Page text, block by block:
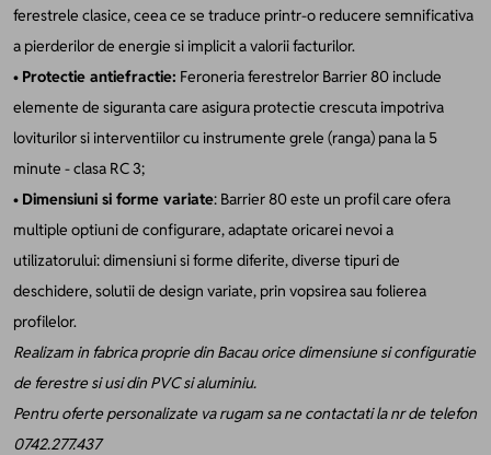
ferestrele clasice, ceea ce se traduce printr-o reducere semnificativa
a pierderilor de energie si implicit a valorii facturilor.
• Protectie antiefractie: Feroneria ferestrelor Barrier 80 include
elemente de siguranta care asigura protectie crescuta impotriva
loviturilor si interventiilor cu instrumente grele (ranga) pana la 5
minute - clasa RC 3;
• Dimensiuni si forme variate: Barrier 80 este un profil care ofera
multiple optiuni de configurare, adaptate oricarei nevoi a
utilizatorului: dimensiuni si forme diferite, diverse tipuri de
deschidere, solutii de design variate, prin vopsirea sau folierea
profilelor.
Realizam in fabrica proprie din Bacau orice dimensiune si configuratie
de ferestre si usi din PVC si aluminiu.
Pentru oferte personalizate va rugam sa ne contactati la nr de telefon
0742.277.437